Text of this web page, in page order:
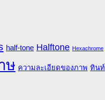
half-tone Halftone Hexachrome
ษ ความละเอียดของภาพ ทินท์